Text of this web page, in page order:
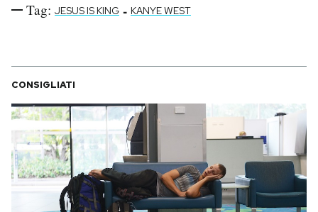
Tag: JESUS IS KING - KANYE WEST
CONSIGLIATI